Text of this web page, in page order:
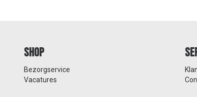
Shop
Bezorgservice
Vacatures